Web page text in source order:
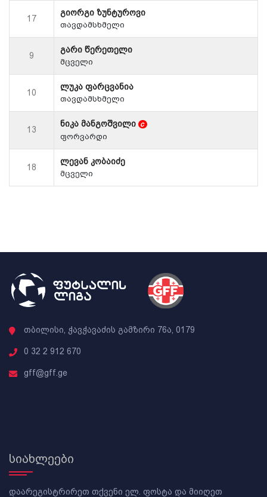
17
გიორგი ზუნტუროვი
თავდამსხმელი
9
გარი წერეთელი
მცველი
10
ლუკა ფარცვანია
თავდამსხმელი
13
ნიკა მანგოშვილი c
ფორვარდი
18
ლევან კობაიძე
მცველი
თბილისი, ჭავჭავაძის გამზირი 76ა, 0179
0 32 2 912 670
gff@gff.ge
სიახლეები
დაარეგისტრირეთ თქვენი ელ. ფოსტა და მიიღეთ